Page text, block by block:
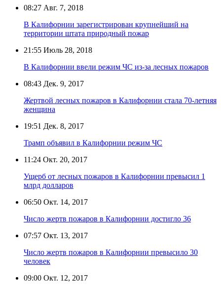
08:27 Авг. 7, 2018
В Калифорнии зарегистрирован крупнейший на
территории штата природный пожар
21:55 Июль 28, 2018
В Калифорнии ввели режим ЧС из-за лесных пожаров
08:43 Дек. 9, 2017
Жертвой лесных пожаров в Калифорнии стала 70-летняя
женщина
19:51 Дек. 8, 2017
Трамп объявил в Калифорнии режим ЧС
11:24 Окт. 20, 2017
Ущерб от лесных пожаров в Калифорнии превысил 1
млрд долларов
06:50 Окт. 14, 2017
Число жертв пожаров в Калифорнии достигло 36
07:57 Окт. 13, 2017
Число жертв пожаров в Калифорнии превысило 30
человек
09:00 Окт. 12, 2017